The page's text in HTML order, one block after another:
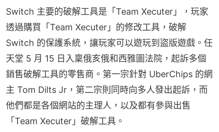
Switch 主要的破解工具是「Team Xecuter」，玩家
透過購買「Team Xecuter」的修改工具，破解
Switch 的保護系統，讓玩家可以遊玩到盜版遊戲。任
天堂 5 月 15 日入稟俄亥俄和西雅圖法院，起訴多個
銷售破解工具的零售商。第一宗針對 UberChips 的網
主 Tom Dilts Jr，第二宗則同時向多人發出起訴，而
他們都是各個網站的主理人，以及都有參與出售
「Team Xecuter」破解工具。